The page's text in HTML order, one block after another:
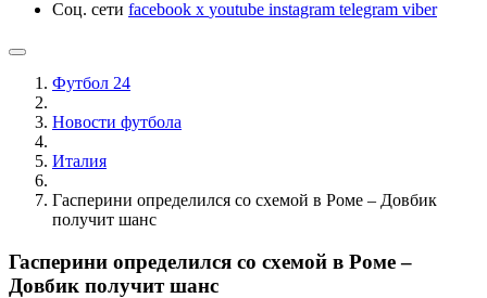
Соц. сети facebook x youtube instagram telegram viber
Футбол 24
Новости футбола
Италия
Гасперини определился со схемой в Роме – Довбик
получит шанс
Гасперини определился со схемой в Роме –
Довбик получит шанс